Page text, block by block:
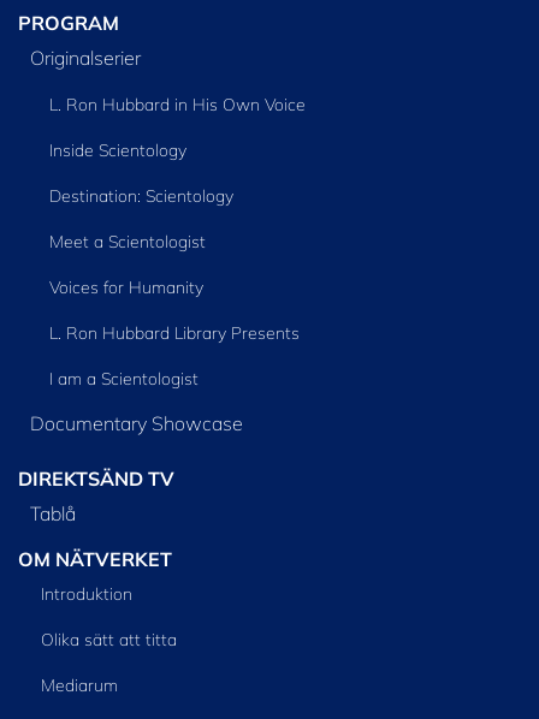
PROGRAM
Originalserier
L. Ron Hubbard in His Own Voice
Inside Scientology
Destination: Scientology
Meet a Scientologist
Voices for Humanity
L. Ron Hubbard Library Presents
I am a Scientologist
Documentary Showcase
DIREKTSÄND TV
Tablå
OM NÄTVERKET
Introduktion
Olika sätt att titta
Mediarum